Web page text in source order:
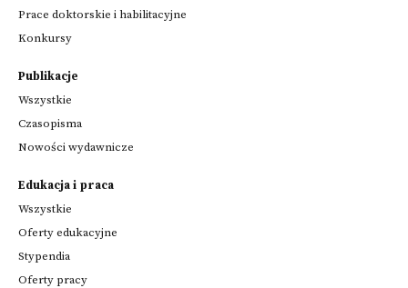
Prace doktorskie i habilitacyjne
Konkursy
Publikacje
Wszystkie
Czasopisma
Nowości wydawnicze
Edukacja i praca
Wszystkie
Oferty edukacyjne
Stypendia
Oferty pracy